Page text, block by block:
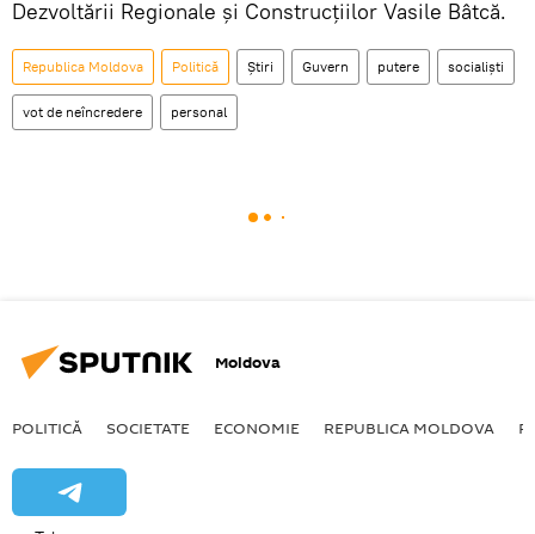
Dezvoltării Regionale și Construcțiilor Vasile Bâtcă.
Republica Moldova Politică Știri Guvern putere socialiști
vot de neîncredere personal
Moldova
POLITICĂ SOCIETATE ECONOMIE REPUBLICA MOLDOVA